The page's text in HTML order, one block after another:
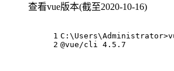
查看vue版本(截至2020-10-16)
1
2 @vue/cli 4.5.7